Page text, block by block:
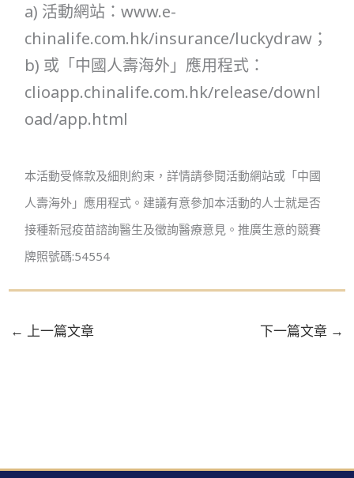
a) 活動網站：www.e-
chinalife.com.hk/insurance/luckydraw；
b) 或「中國人壽海外」應用程式：
clioapp.chinalife.com.hk/release/downl
oad/app.html
本活動受條款及細則約束，詳情請參閱活動網站或「中國
人壽海外」應用程式。建議有意參加本活動的人士就是否
接種新冠疫苗諮詢醫生及徵詢醫療意見。推廣生意的競賽
牌照號碼:54554
← 上一篇文章 下一篇文章 →